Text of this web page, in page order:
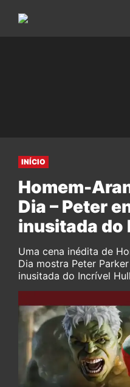
INÍCIO
Homem-
Dia – Peter
inusitada do
Uma cena inédita de
Dia mostra Peter
inusitada do Incrível